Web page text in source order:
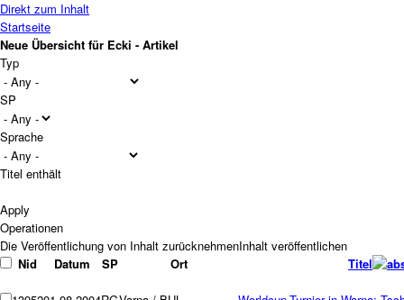
Direkt zum Inhalt
Startseite
Neue Übersicht für Ecki - Artikel
Typ
SP
Sprache
Titel enthält
Operationen
Nid Datum SP Ort Titel